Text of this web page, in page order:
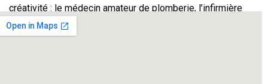
créativité : le médecin amateur de plomberie, l’infirmière
nymphomane, l’aide-soignante débordée de travail et la
directrice alcoolique vont tenter le tout pour le tout pour